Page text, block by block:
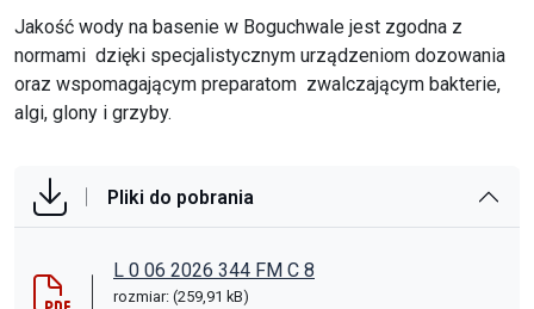
Jakość wody na basenie w Boguchwale jest zgodna z
normami dzięki specjalistycznym urządzeniom dozowania
oraz wspomagającym preparatom zwalczającym bakterie,
algi, glony i grzyby.
Pliki do pobrania
L 0 06 2026 344 FM C 8
rozmiar: (259,91 kB)